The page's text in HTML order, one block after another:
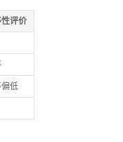
评价
偏低